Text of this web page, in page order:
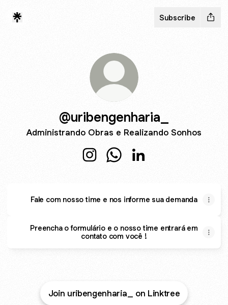
Subscribe
@uribengenharia_
Administrando Obras e Realizando Sonhos
Fale com nosso time e nos informe sua demanda
Preencha o formulário e o nosso time entrará em
contato com você !
Join uribengenharia_ on Linktree